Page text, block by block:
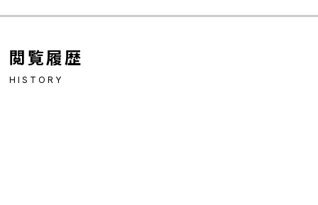
閲覧履歴
HISTORY